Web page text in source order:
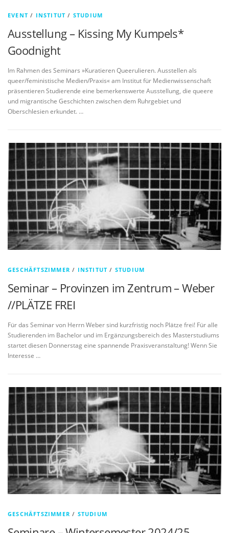
EVENT / INSTITUT / STUDIUM
Ausstellung – Kissing My Kumpels*
Goodnight
Im Rahmen des Seminars »Kuratieren Queerulieren. Ausstellen als
queer/feministische Medien/Praxis« am Institut für Medienwissenschaft
präsentieren Studierende eine bemerkenswerte Ausstellung, die queere
und migrantische Geschichten zwischen dem Ruhrgebiet und
Oberschlesien erkundet. …
GESCHÄFTSZIMMER / INSTITUT / STUDIUM
Seminar – Provinzen im Zentrum – Weber
//PLÄTZE FREI
Für das Seminar von Herrn Weber sind kurzfristig noch Plätze frei! Für alle
Studierenden im Bachelor und im Ergänzungsbereich des Masterstudiums
startet diesen Donnerstag eine spannende Praxisveranstaltung! Wenn Sie
Interesse …
GESCHÄFTSZIMMER / STUDIUM